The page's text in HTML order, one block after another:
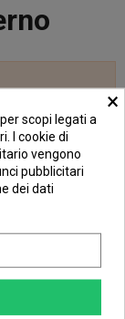
×
scopi legati a
I cookie di
vengono
pubblicitari
dei dati